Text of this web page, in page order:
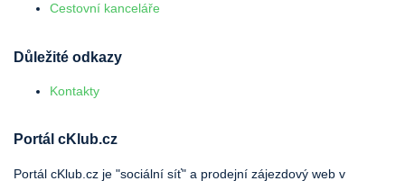
Cestovní kanceláře
Důležité odkazy
Kontakty
Portál cKlub.cz
Portál cKlub.cz je "sociální síť" a prodejní zájezdový web v